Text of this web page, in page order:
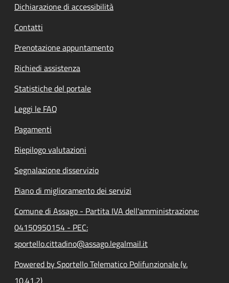
Dichiarazione di accessibilità
Contatti
Prenotazione appuntamento
Richiedi assistenza
Statistiche del portale
Leggi le FAQ
Pagamenti
Riepilogo valutazioni
Segnalazione disservizio
Piano di miglioramento dei servizi
Comune di Assago - Partita IVA dell'amministrazione:
04150950154 - PEC:
sportello.cittadino@assago.legalmail.it
Powered by Sportello Telematico Polifunzionale (v.